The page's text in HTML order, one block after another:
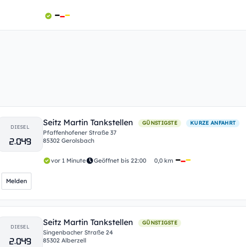
DIESEL
2.049
Seitz Martin Tankstellen GÜNSTIGSTE KURZE ANFAHRT
Pfaffenhofener Straße 37
85302 Gerolsbach
vor 1 Minute Geöffnet bis 22:00 0,0 km
Melden
DIESEL
2.049
Seitz Martin Tankstellen GÜNSTIGSTE
Singenbacher Straße 24
85302 Alberzell